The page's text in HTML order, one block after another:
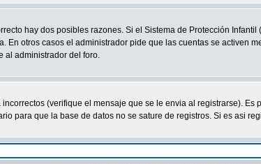
hay dos posibles razones. Si el Sistema de Protección
otros casos el administrador pide que las cuentas se activen
al administrador del foro.
(verifique el mensaje que se le envia al registrarse).
para que la base de datos no se sature de registros. Si es asi